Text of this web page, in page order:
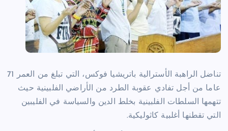
تناضل الراهبة الأسترالية باتريشيا فوكس، التي تبلغ من العمر 71
عاما من أجل تفادي عقوبة الطرد من الأراضي الفلبينية حيث
تتهمها السلطات الفلبينية بخلط الدين والسياسة في الفليبين
التي تقطنها أغلبية كاثوليكية.